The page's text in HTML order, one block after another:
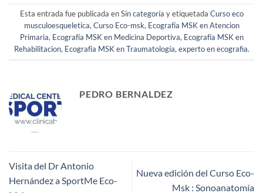
Esta entrada fue publicada enSin categoría y etiquetada Curso eco
musculoesqueletica, Curso Eco-msk, Ecografía MSK en Atencion
Primaria, Ecografía MSK en Medicina Deportiva, Ecografía MSK en
Rehabilitacion, Ecografía MSK en Traumatología, experto en ecografia.
PEDRO BERNALDEZ
Visita del Dr Antonio
Hernández a SportMe Eco-
Nueva edición del Curso Eco-
Msk : Sonoanatomía